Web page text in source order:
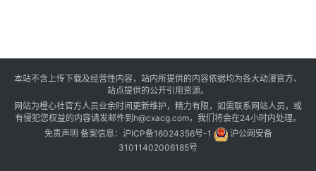
本站不含上传下载及经营性内容，站内所提供的内容依据均为各大动漫官方、
站点提供的公开引用资源。
网站为橙心社官方人员业余时间更新维护，精力有限，如需联系网站人员，或
有侵犯您权益的内容请发邮件到h@cxacg.com，我们将会在24小时内处理。
免责声明 备案信息： 沪ICP备16024356号-1
沪公网安备
31011402006185号